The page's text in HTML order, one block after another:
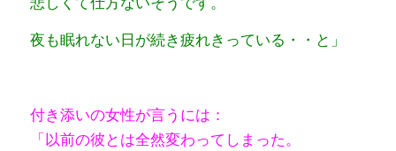
夜も眠れない日が続き疲れきっている・・と」
付き添いの女性が言うには：
「以前の彼とは全然変わってしまった。